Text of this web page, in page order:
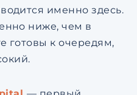
именно здесь.
ниже, чем в
готовы к очередям,